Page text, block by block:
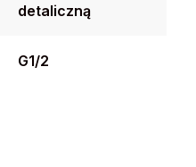
detaliczną
G1/2